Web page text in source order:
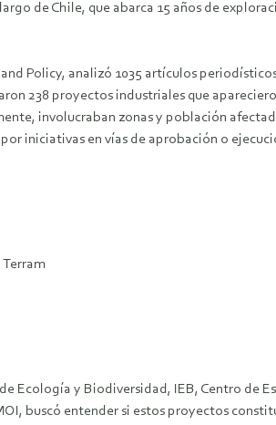
de Chile, que abarca 15 años de
Policy, analizó 1035 artículos
238 proyectos industriales que
involucraban zonas y población
iniciativas en vías de aprobación o
y Biodiversidad, IEB, Centro de
buscó entender si estos proyectos